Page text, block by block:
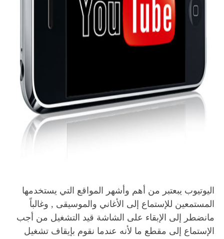
اليوتيوب يبعتبر من أهم وأشهر المواقع التي يستخدمها
المستمعين للإستماع إلى الأغاني والموسيقى , وغالباً
مانضطر إلى الإبقاء على الشاشة قيد التشغيل من أجب
الإستماع إلى مقطع ما لأنه عندما نقوم بإيقاف تشغيل